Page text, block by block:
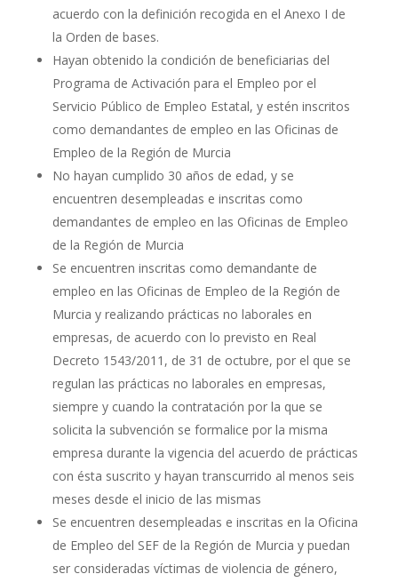
acuerdo con la definición recogida en el Anexo I de
la Orden de bases.
Hayan obtenido la condición de beneficiarias del
Programa de Activación para el Empleo por el
Servicio Público de Empleo Estatal, y estén inscritos
como demandantes de empleo en las Oficinas de
Empleo de la Región de Murcia
No hayan cumplido 30 años de edad, y se
encuentren desempleadas e inscritas como
demandantes de empleo en las Oficinas de Empleo
de la Región de Murcia
Se encuentren inscritas como demandante de
empleo en las Oficinas de Empleo de la Región de
Murcia y realizando prácticas no laborales en
empresas, de acuerdo con lo previsto en Real
Decreto 1543/2011, de 31 de octubre, por el que se
regulan las prácticas no laborales en empresas,
siempre y cuando la contratación por la que se
solicita la subvención se formalice por la misma
empresa durante la vigencia del acuerdo de prácticas
con ésta suscrito y hayan transcurrido al menos seis
meses desde el inicio de las mismas
Se encuentren desempleadas e inscritas en la Oficina
de Empleo del SEF de la Región de Murcia y puedan
ser consideradas víctimas de violencia de género,